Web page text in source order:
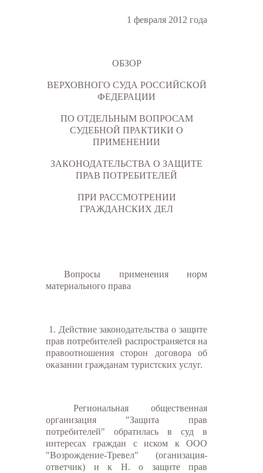
1 февраля 2012 года
ОБЗОР
ВЕРХОВНОГО СУДА РОССИЙСКОЙ
ФЕДЕРАЦИИ
ПО ОТДЕЛЬНЫМ ВОПРОСАМ
СУДЕБНОЙ ПРАКТИКИ О
ПРИМЕНЕНИИ
ЗАКОНОДАТЕЛЬСТВА О ЗАЩИТЕ
ПРАВ ПОТРЕБИТЕЛЕЙ
ПРИ РАССМОТРЕНИИ
ГРАЖДАНСКИХ ДЕЛ
Вопросы применения норм
материального права
1. Действие законодательства о защите
прав потребителей распространяется на
правоотношения сторон договора об
оказании гражданам туристских услуг.
Региональная общественная
организация "Защита прав
потребителей" обратилась в суд в
интересах граждан с иском к ООО
"Возрождение-Тревел" (оганизация-
ответчик) и к Н. о защите прав